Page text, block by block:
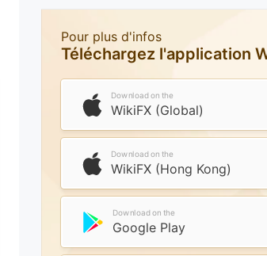
Pour plus d'infos
Téléchargez l'application
Download on the
WikiFX (Global)
Download on the
WikiFX (Hong Kong)
Download on the
Google Play